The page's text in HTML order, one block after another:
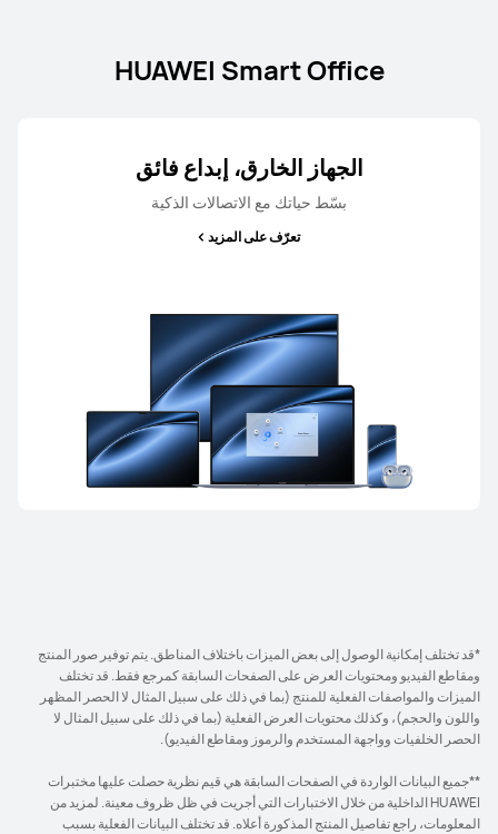
HUAWEI Smart Office
الجهاز الخارق، إبداع فائق
بسّط حياتك مع الاتصالات الذكية
تعرّف على المزيد
*قد تختلف إمكانية الوصول إلى بعض الميزات باختلاف المناطق. يتم توفير صور المنتج
ومقاطع الفيديو ومحتويات العرض على الصفحات السابقة كمرجع فقط. قد تختلف
الميزات والمواصفات الفعلية للمنتج (بما في ذلك على سبيل المثال لا الحصر المظهر
واللون والحجم)، وكذلك محتويات العرض الفعلية (بما في ذلك على سبيل المثال لا
الحصر الخلفيات وواجهة المستخدم والرموز ومقاطع الفيديو).
**جميع البيانات الواردة في الصفحات السابقة هي قيم نظرية حصلت عليها مختبرات
HUAWEI الداخلية من خلال الاختبارات التي أجريت في ظل ظروف معينة. لمزيد من
المعلومات، راجع تفاصيل المنتج المذكورة أعلاه. قد تختلف البيانات الفعلية بسبب